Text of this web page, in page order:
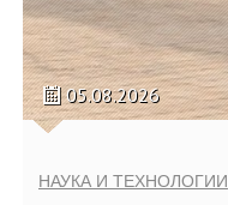
05.08.2026
НАУКА И ТЕХНОЛОГИИ